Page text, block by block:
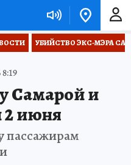
УБИЙСТВО ЭКС-МЭРА
Самарой и
2 июня
пассажирам